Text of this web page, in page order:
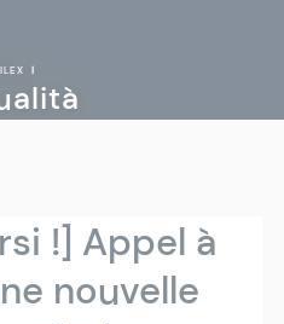
|
!] Appel à
nouvelle